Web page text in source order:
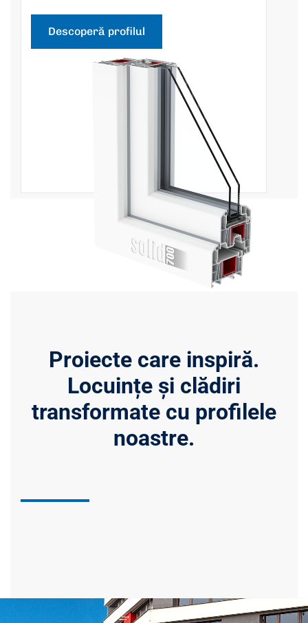
Descoperă profilul
Proiecte care inspiră.
Locuințe și clădiri
transformate cu profilele
noastre.